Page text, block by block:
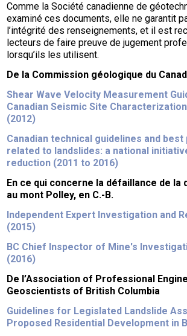
Comme la Société canadienne de
examiné ces documents, elle ne garantit
l’intégrité des renseignements, et il est
lecteurs de faire preuve de jugement
lorsqu’ils les utilisent.
De la Commission géologique du
Shear Wave Velocity Measurement
Canadian Seismic Site
(2012)
Canadian technical guidelines and
related to landslides: a national
reduction (2011 to 2016)
En ce qui concerne la défaillance de la
au mont Polley, en C.-B.
Independent Expert Investigation and
(2015)
BC Chief Inspector of Mine's
(2016)
De l’Association of Professional
Geoscientists of British Columbia
Guidelines for Legislated Landslide
Proposed Residential Development in